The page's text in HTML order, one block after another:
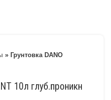
» Грунтовка DANO
10л глуб.проникн